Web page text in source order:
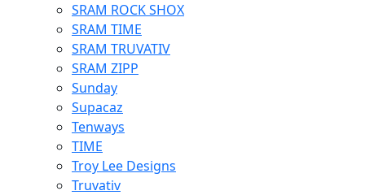
SRAM ROCK SHOX
SRAM TIME
SRAM TRUVATIV
SRAM ZIPP
Sunday
Supacaz
Tenways
TIME
Troy Lee Designs
Truvativ